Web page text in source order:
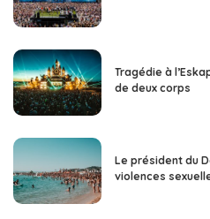
Tragédie à
de deux corps
Le président du
violences